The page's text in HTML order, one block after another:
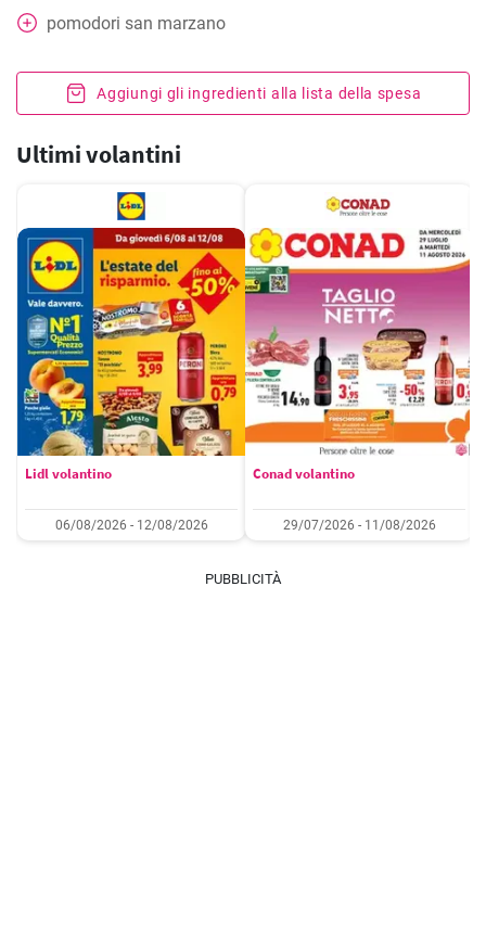
pomodori san marzano
Aggiungi gli ingredienti alla lista della spesa
Ultimi volantini
Lidl volantino
06/08/2026 - 12/08/2026
Conad volantino
29/07/2026 - 11/08/2026
PUBBLICITÀ